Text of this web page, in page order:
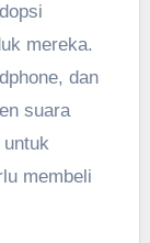
mereka.
dan
suara
untuk
membeli